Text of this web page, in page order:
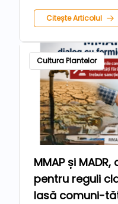
de euro pentru
Citește Articolul
Cultura Plantelor
MMAP și
pentru reguli
lasă comuni-